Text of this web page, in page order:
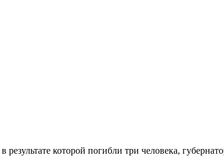
которой погибли три человека,